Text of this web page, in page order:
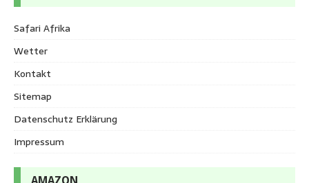
Safari Afrika
Wetter
Kontakt
Sitemap
Datenschutz Erklärung
Impressum